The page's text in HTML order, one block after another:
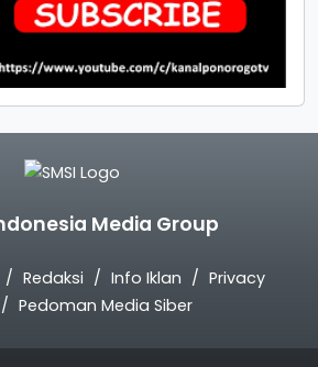
Media Group
Redaksi Info Iklan
Privacy
Pedoman Media Siber